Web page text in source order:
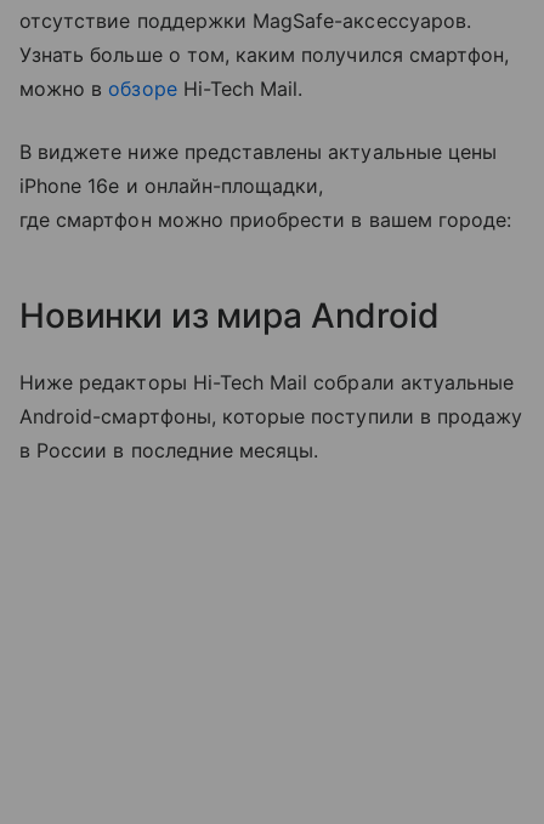
отсутствие поддержки MagSafe-аксессуаров.
Узнать больше о том, каким получился смартфон,
можно в обзореHi-Tech Mail.
В виджете ниже представлены актуальные цены
iPhone 16e и онлайн-площадки,
где смартфон можно приобрести в вашем городе:
Новинки из мира Android
Ниже редакторы Hi-Tech Mail собрали актуальные
Android-смартфоны, которые поступили в продажу
в России в последние месяцы.